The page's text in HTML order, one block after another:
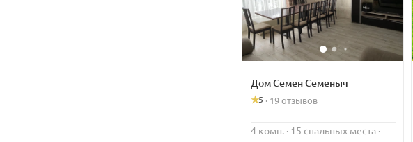
Дом Семен Семеныч
5 · 19 отзывов
4 комн. · 15 спальных места ·